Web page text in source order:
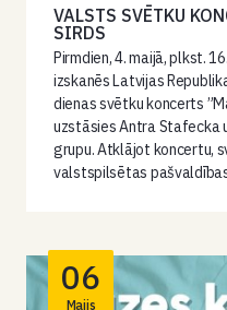
VALSTS SVĒTKU
SIRDS
Pirmdien, 4. maijā, plkst.
izskanēs Latvijas
dienas svētku koncerts
uzstāsies Antra Stafecka
grupu. Atklājot koncertu,
valstspilsētas
06
Maijs